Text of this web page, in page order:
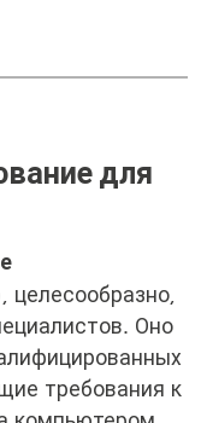
для
целесообразно,
Оно
требования к